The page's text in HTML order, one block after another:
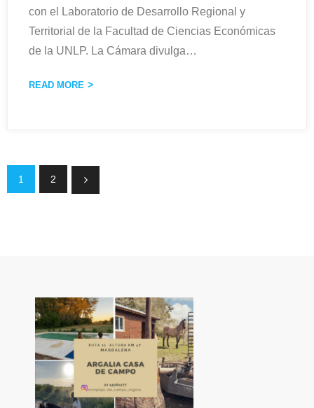
con el Laboratorio de Desarrollo Regional y
Territorial de la Facultad de Ciencias Económicas
de la UNLP. La Cámara divulga…
READ MORE
1 2